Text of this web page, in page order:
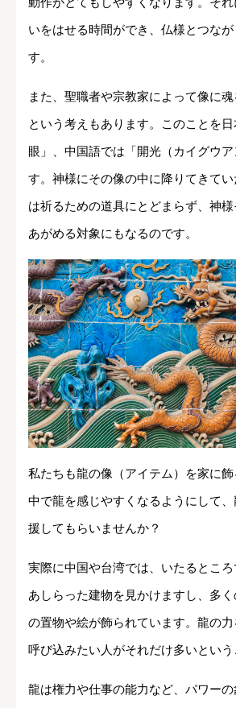
いをはせる時間ができ、仏様とつな
す。
また、聖職者や宗教家によって像に魂
という考えもあります。このことを
眼」、中国語では「開光（カイグウ
す。神様にその像の中に降りてきて
は祈るための道具にとどまらず、神
あがめる対象にもなるのです。
私たちも龍の像（アイテム）を家に
中で龍を感じやすくなるようにして
援してもらいませんか？
実際に中国や台湾では、いたるとこ
あしらった建物を見かけますし、多
の置物や絵が飾られています。龍の
呼び込みたい人がそれだけ多いという
龍は権力や仕事の能力など、パワー